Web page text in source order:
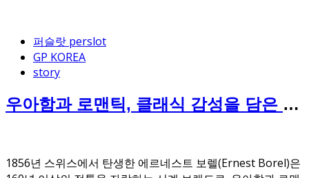
퍼슬랏 perslot
GP KOREA
story
우아함과 로맨틱, 클래식 감성을 담은 시
1856년 스위스에서 탄생한 에르네스트 보렐(Ernest Borel)은